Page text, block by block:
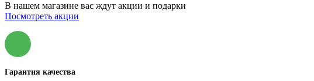
В нашем магазине вас ждут акции и подарки
Посмотреть акции
Гарантия качества